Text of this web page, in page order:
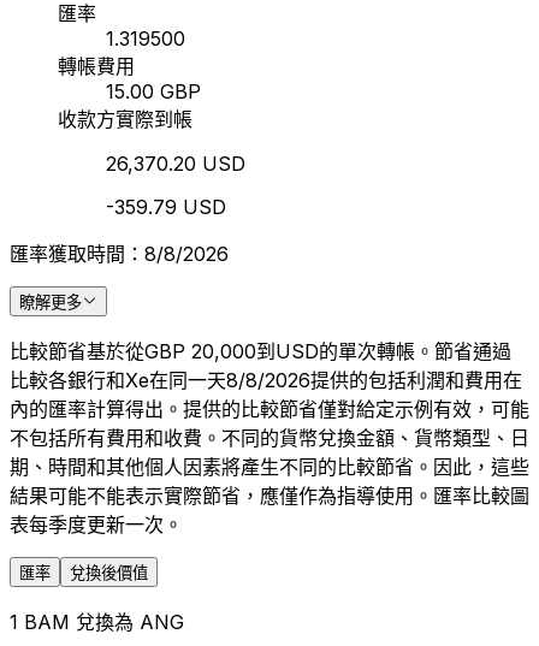
匯率
1.319500
轉帳費用
15.00 GBP
收款方實際到帳
26,370.20 USD
-359.79 USD
匯率獲取時間：8/8/2026
瞭解更多
比較節省基於從GBP 20,000到USD的單次轉帳。節省通過
比較各銀行和Xe在同一天8/8/2026提供的包括利潤和費用在
內的匯率計算得出。提供的比較節省僅對給定示例有效，可能
不包括所有費用和收費。不同的貨幣兌換金額、貨幣類型、日
期、時間和其他個人因素將產生不同的比較節省。因此，這些
結果可能不能表示實際節省，應僅作為指導使用。匯率比較圖
表每季度更新一次。
匯率 兌換後價值
1 BAM 兌換為 ANG